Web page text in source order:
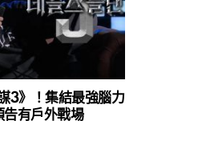
3》！集結最強腦力
告有戶外戰場